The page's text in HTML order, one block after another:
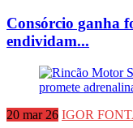
Consórcio ganha
endividam...
20 mar 26 IGOR